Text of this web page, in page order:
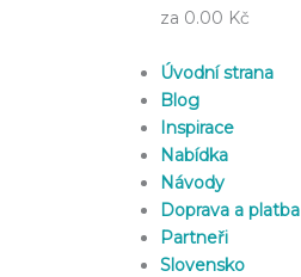
za 0.00 Kč
Úvodní strana
Blog
Inspirace
Nabídka
Návody
Doprava a platba
Partneři
Slovensko